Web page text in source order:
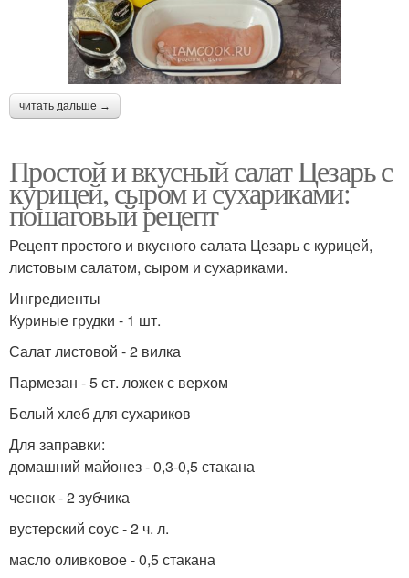
читать дальше →
Простой и вкусный салат Цезарь с
курицей, сыром и сухариками:
пошаговый рецепт
Рецепт простого и вкусного салата Цезарь с курицей,
листовым салатом, сыром и сухариками.
Ингредиенты
Куриные грудки - 1 шт.
Салат листовой - 2 вилка
Пармезан - 5 ст. ложек с верхом
Белый хлеб для сухариков
Для заправки:
домашний майонез - 0,3-0,5 стакана
чеснок - 2 зубчика
вустерский соус - 2 ч. л.
масло оливковое - 0,5 стакана